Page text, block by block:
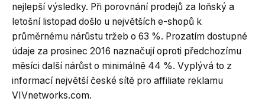
nejlepší výsledky. Při porovnání prodejů za loňský a
letošní listopad došlo u největších e-shopů k
průměrnému nárůstu tržeb o 63 %. Prozatím dostupné
údaje za prosinec 2016 naznačují oproti předchozímu
měsíci další nárůst o minimálně 44 %. Vyplývá to z
informací největší české sítě pro affiliate reklamu
VIVnetworks.com.